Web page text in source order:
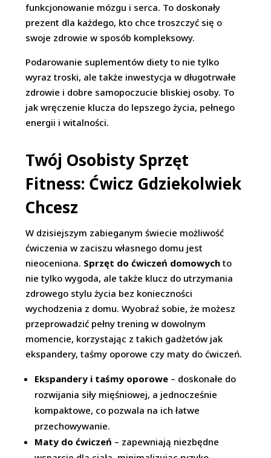
funkcjonowanie mózgu i serca. To doskonały
prezent dla każdego, kto chce troszczyć się o
swoje zdrowie w sposób kompleksowy.
Podarowanie suplementów diety to nie tylko
wyraz troski, ale także inwestycja w długotrwałe
zdrowie i dobre samopoczucie bliskiej osoby. To
jak wręczenie klucza do lepszego życia, pełnego
energii i witalności.
Twój Osobisty Sprzęt
Fitness: Ćwicz Gdziekolwiek
Chcesz
W dzisiejszym zabieganym świecie możliwość
ćwiczenia w zaciszu własnego domu jest
nieoceniona. Sprzęt do ćwiczeń domowych to
nie tylko wygoda, ale także klucz do utrzymania
zdrowego stylu życia bez konieczności
wychodzenia z domu. Wyobraź sobie, że możesz
przeprowadzić pełny trening w dowolnym
momencie, korzystając z takich gadżetów jak
ekspandery, taśmy oporowe czy maty do ćwiczeń.
Ekspandery i taśmy oporowe – doskonałe do
rozwijania siły mięśniowej, a jednocześnie
kompaktowe, co pozwala na ich łatwe
przechowywanie.
Maty do ćwiczeń – zapewniają niezbędne